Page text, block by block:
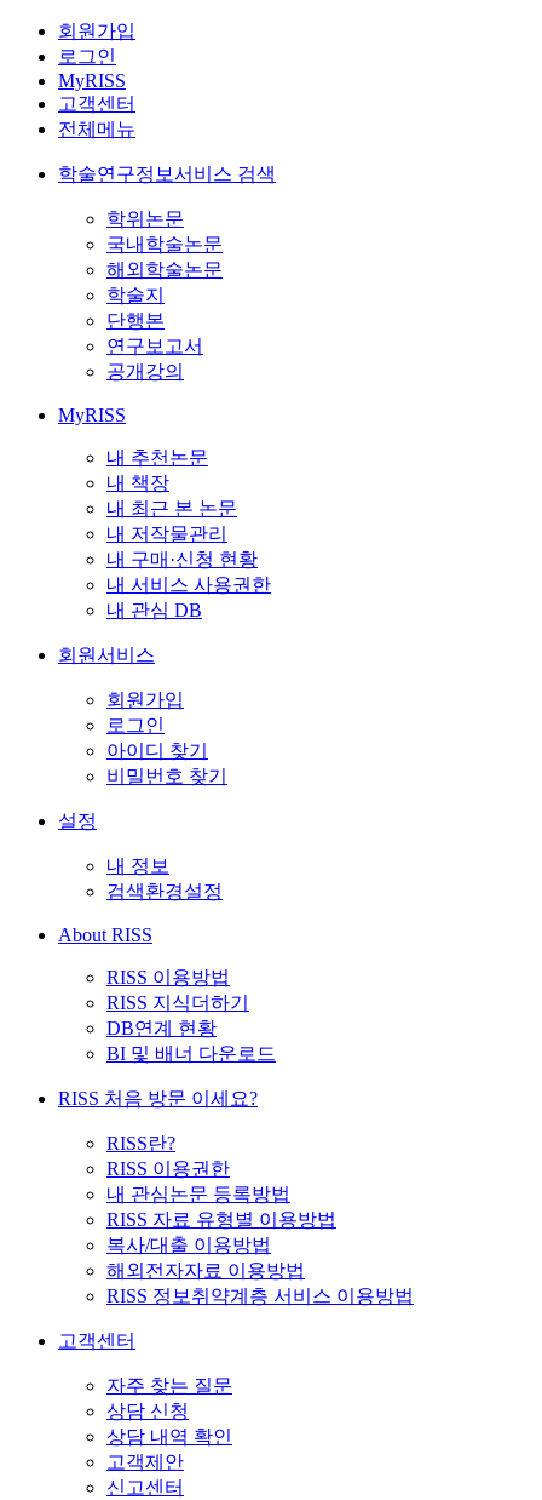
회원가입
로그인
MyRISS
고객센터
전체메뉴
학술연구정보서비스 검색
학위논문
국내학술논문
해외학술논문
학술지
단행본
연구보고서
공개강의
MyRISS
내 추천논문
내 책장
내 최근 본 논문
내 저작물관리
내 구매·신청 현황
내 서비스 사용권한
내 관심 DB
회원서비스
회원가입
로그인
아이디 찾기
비밀번호 찾기
설정
내 정보
검색환경설정
About RISS
RISS 이용방법
RISS 지식더하기
DB연계 현황
BI 및 배너 다운로드
RISS 처음 방문 이세요?
RISS란?
RISS 이용권한
내 관심논문 등록방법
RISS 자료 유형별 이용방법
복사/대출 이용방법
해외전자자료 이용방법
RISS 정보취약계층 서비스 이용방법
고객센터
자주 찾는 질문
상담 신청
상담 내역 확인
고객제안
신고센터